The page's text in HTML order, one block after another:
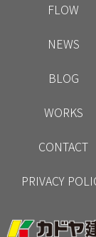
FLOW
NEWS
BLOG
WORKS
CONTACT
PRIVACY